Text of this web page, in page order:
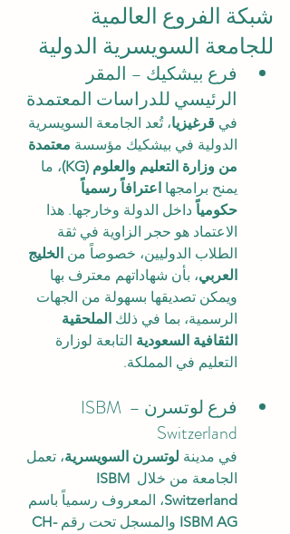
شبكة الفروع العالمية
للجامعة السويسرية الدولية
فرع بيشكيك – المقر
الرئيسي للدراسات المعتمدة
في قرغيزيا، تُعد الجامعة السويسرية
الدولية في بيشكيك مؤسسة معتمدة
من وزارة التعليم والعلوم (KG)
، ما
يمنح برامجها اعترافاً رسمياً
حكومياً داخل الدولة وخارجها. هذا
الاعتماد هو حجر الزاوية في ثقة
الطلاب الدوليين، خصوصاً من الخليج
العربي، بأن شهاداتهم معترف بها
ويمكن تصديقها بسهولة من الجهات
الرسمية، بما في ذلك الملحقية
الثقافية السعودية التابعة لوزارة
التعليم في المملكة.
فرع لوتسرن – ISBM
Switzerland
في مدينة لوتسرن السويسرية، تعمل
الجامعة من خلال ISBM
Switzerland، المعروف رسمياً باسم
ISBM AG والمسجل تحت رقم CH-